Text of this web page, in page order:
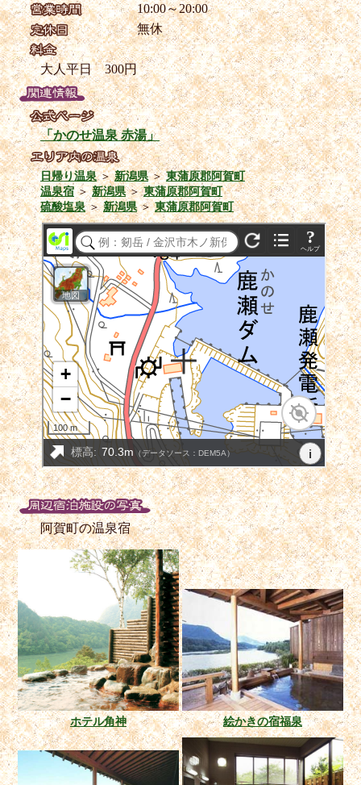
10:00～20:00
無休
大人平日 300円
「かのせ温泉 赤湯」
日帰り温泉＞新潟県＞東蒲原郡阿賀町
温泉宿＞新潟県＞東蒲原郡阿賀町
硫酸塩泉＞新潟県＞東蒲原郡阿賀町
阿賀町の温泉宿
ホテル角神 絵かきの宿福泉